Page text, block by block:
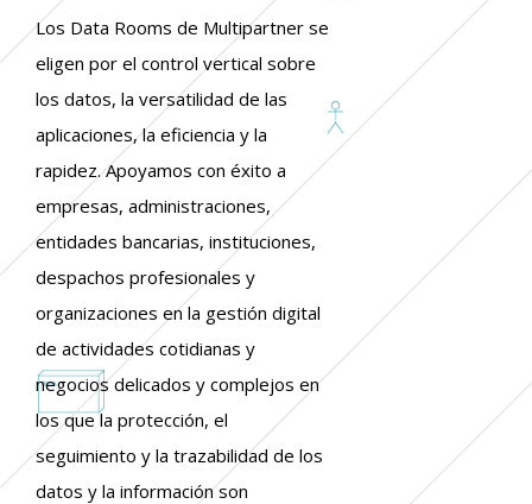
Los Data Rooms de Multipartner se
eligen por el control vertical sobre
los datos, la versatilidad de las
aplicaciones, la eficiencia y la
rapidez. Apoyamos con éxito a
empresas, administraciones,
entidades bancarias, instituciones,
despachos profesionales y
organizaciones en la gestión digital
de actividades cotidianas y
negocios delicados y complejos en
los que la protección, el
seguimiento y la trazabilidad de los
datos y la información son